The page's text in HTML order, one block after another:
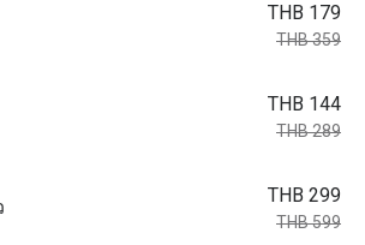
THB 179
THB 359
THB 144
THB 289
THB 299
THB 599